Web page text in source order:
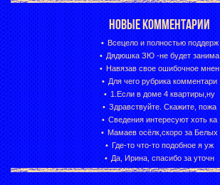
НОВЫЕ КОММЕНТАРИИ
Всецело и полностью поддерж
Дядюшка ЗЮ -не будет занима
Навязав свое ошибочное мнен
Для чего рубрика комментари
1.Если в доме 4 квартиры,ну
Здравствуйте. Скажите, пожа
Сведения интересуют хоть ка
Мамаев осёлк,скоро за Белых
Где-то что-то подобное я уж
Да, Ирина, спасибо за уточн